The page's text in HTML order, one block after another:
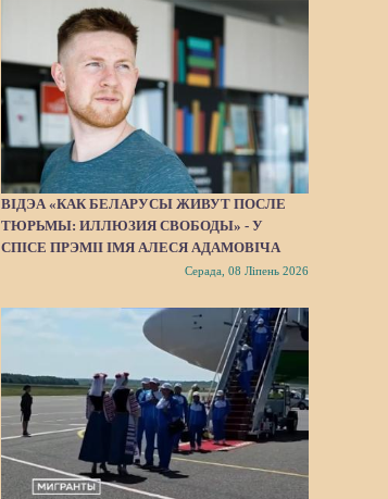
ВІДЭА «КАК БЕЛАРУСЫ ЖИВУТ ПОСЛЕ
ТЮРЬМЫ: ИЛЛЮЗИЯ СВОБОДЫ» - У
СПІСЕ ПРЭМІІ ІМЯ АЛЕСЯ АДАМОВІЧА
Серада, 08 Ліпень 2026